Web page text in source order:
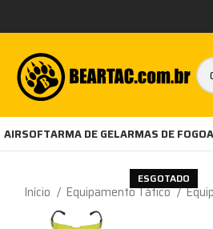
AIRSOFTARMA DE GELARMAS DE FOGO
Início Equipamento Tático
ESGOTADO